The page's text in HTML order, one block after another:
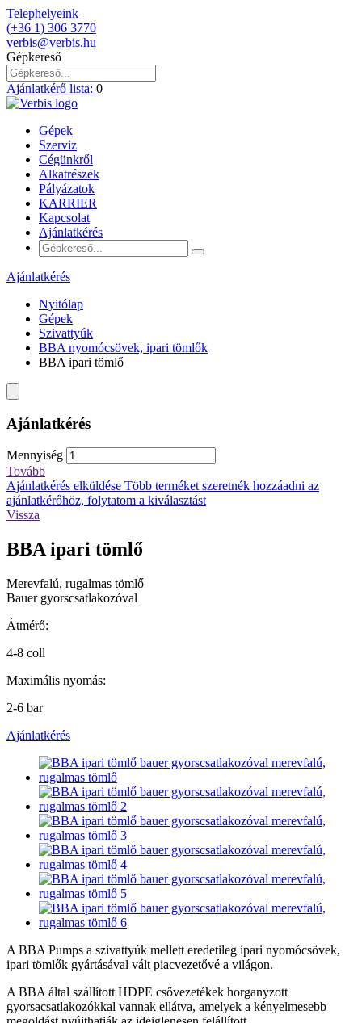
Telephelyeink
(+36 1) 306 3770
verbis@verbis.hu
Gépkereső
Ajánlatkérő lista: 0
Gépek
Szerviz
Cégünkről
Alkatrészek
Pályázatok
KARRIER
Kapcsolat
Ajánlatkérés
Ajánlatkérés
Nyitólap
Gépek
Szivattyúk
BBA nyomócsövek, ipari tömlők
BBA ipari tömlő
Ajánlatkérés
Mennyiség
Tovább
Ajánlatkérés elküldése Több terméket szeretnék hozzáadni az
ajánlatkérőhöz, folytatom a kiválasztást
Vissza
BBA ipari tömlő
Merevfalú, rugalmas tömlő
Bauer gyorscsatlakozóval
Átmérő:
4-8 coll
Maximális nyomás:
2-6 bar
Ajánlatkérés
A BBA Pumps a szivattyúk mellett eredetileg ipari nyomócsövek,
ipari tömlők gyártásával vált piacvezetővé a világon.
A BBA által szállított HDPE csővezetékek horganyzott
gyorsacsatlakozókkal vannak ellátva, amelyek a kényelmesebb